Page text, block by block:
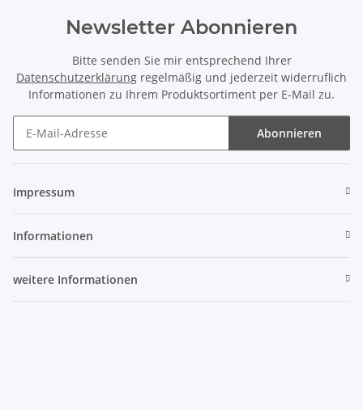
Newsletter Abonnieren
Bitte senden Sie mir entsprechend Ihrer
Datenschutzerklärung regelmäßig und jederzeit widerruflich
Informationen zu Ihrem Produktsortiment per E-Mail zu.
Abonnieren
Impressum
Informationen
weitere Informationen